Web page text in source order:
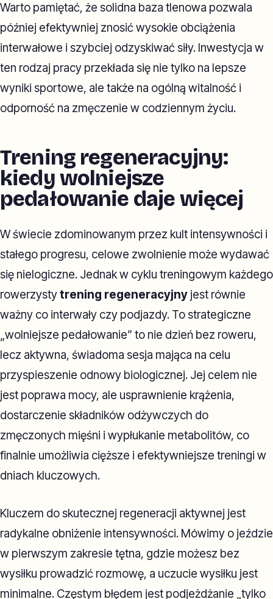
Warto pamiętać, że solidna baza tlenowa pozwala
później efektywniej znosić wysokie obciążenia
interwałowe i szybciej odzyskiwać siły. Inwestycja w
ten rodzaj pracy przekłada się nie tylko na lepsze
wyniki sportowe, ale także na ogólną witalność i
odporność na zmęczenie w codziennym życiu.
Trening regeneracyjny:
kiedy wolniejsze
pedałowanie daje więcej
W świecie zdominowanym przez kult intensywności i
stałego progresu, celowe zwolnienie może wydawać
się nielogiczne. Jednak w cyklu treningowym każdego
rowerzystytrening regeneracyjny jest równie
ważny co interwały czy podjazdy. To strategiczne
„wolniejsze pedałowanie” to nie dzień bez roweru,
lecz aktywna, świadoma sesja mająca na celu
przyspieszenie odnowy biologicznej. Jej celem nie
jest poprawa mocy, ale usprawnienie krążenia,
dostarczenie składników odżywczych do
zmęczonych mięśni i wypłukanie metabolitów, co
finalnie umożliwia cięższe i efektywniejsze treningi w
dniach kluczowych.
Kluczem do skutecznej regeneracji aktywnej jest
radykalne obniżenie intensywności. Mówimy o jeździe
w pierwszym zakresie tętna, gdzie możesz bez
wysiłku prowadzić rozmowę, a uczucie wysiłku jest
minimalne. Częstym błędem jest podjeżdżanie „tylko